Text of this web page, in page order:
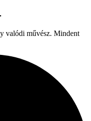
valódi művész. Mindent